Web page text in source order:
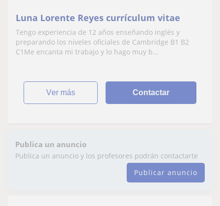
Luna Lorente Reyes currículum vitae
Tengo experiencia de 12 años enseñando inglés y
preparando los niveles oficiales de Cambridge B1 B2
C1Me encanta mi trabajo y lo hago muy b...
ver más Contactar
Publica un anuncio
Publica un anuncio y los profesores podrán contactarte
Publicar anuncio